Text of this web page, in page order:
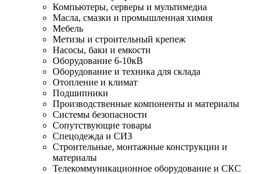
Компьютеры, серверы и мультимедиа
Масла, смазки и промышленная химия
Мебель
Метизы и строительный крепеж
Насосы, баки и емкости
Оборудование 6-10кВ
Оборудование и техника для склада
Отопление и климат
Подшипники
Производственные компоненты и материалы
Системы безопасности
Сопутствующие товары
Спецодежда и СИЗ
Строительные, монтажные конструкции и
материалы
Телекоммуникационное оборудование и СКС